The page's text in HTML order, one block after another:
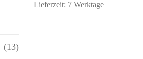
(13)
Lieferzeit: 7 Werktage